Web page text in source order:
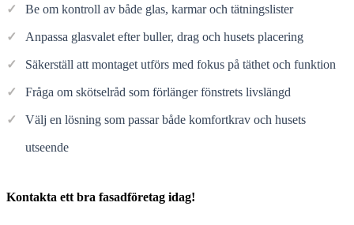
✓ Be om kontroll av både glas, karmar och tätningslister
✓ Anpassa glasvalet efter buller, drag och husets placering
✓ Säkerställ att montaget utförs med fokus på täthet och funktion
✓ Fråga om skötselråd som förlänger fönstrets livslängd
✓ Välj en lösning som passar både komfortkrav och husets
utseende
Kontakta ett bra fasadföretag idag!